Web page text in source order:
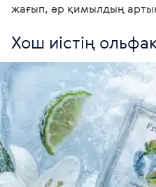
жағып, әр қимылдың
Хош иістің